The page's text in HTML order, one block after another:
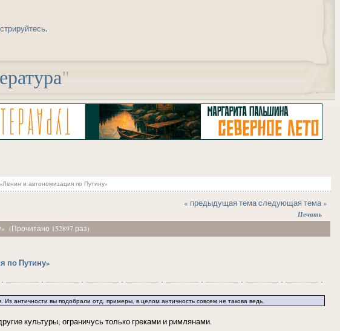
"
.
и автономизация по Путину»
« предыдущая темаследующая тема »
Печать
(Прочитано 152897 раз)
по Путину»
Из античности вы подобрали отд. примеры, в целом античность совсем не такова ведь.
культуры; ограничусь только греками и римлянами.